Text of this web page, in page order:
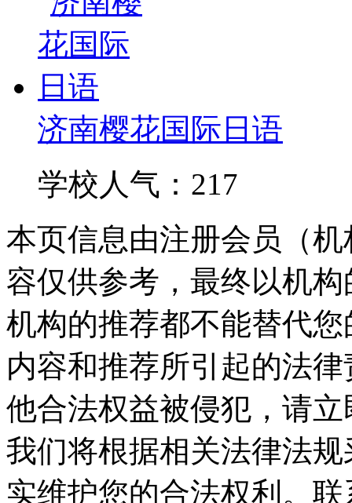
济南樱花国际日语
学校人气：217
本页信息由注册会员（
容仅供参考，最终以机
机构的推荐都不能替代
内容和推荐所引起的法
他合法权益被侵犯，请
我们将根据相关法律法
实维护您的合法权利。